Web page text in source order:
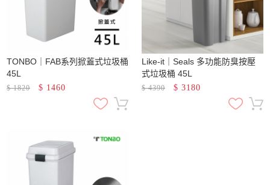
TONBO｜FAB系列掀蓋式垃圾桶
45L
$1820 $ 1460
Like-it｜Seals 多功能防臭按壓
式垃圾桶 45L
$4390 $ 3180